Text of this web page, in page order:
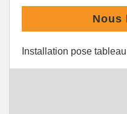
Nous
Installation pose